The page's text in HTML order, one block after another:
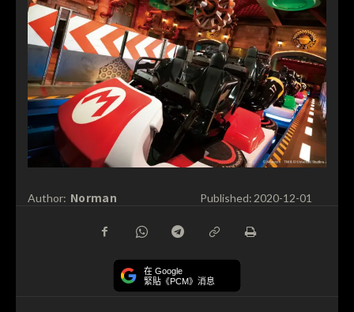
Author: Norman Published: 2020-12-01
在 Google
緊貼《PCM》消息